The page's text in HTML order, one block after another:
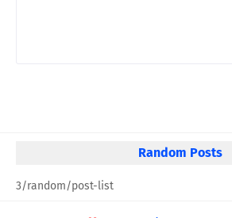
Random Posts
3/random/post-list